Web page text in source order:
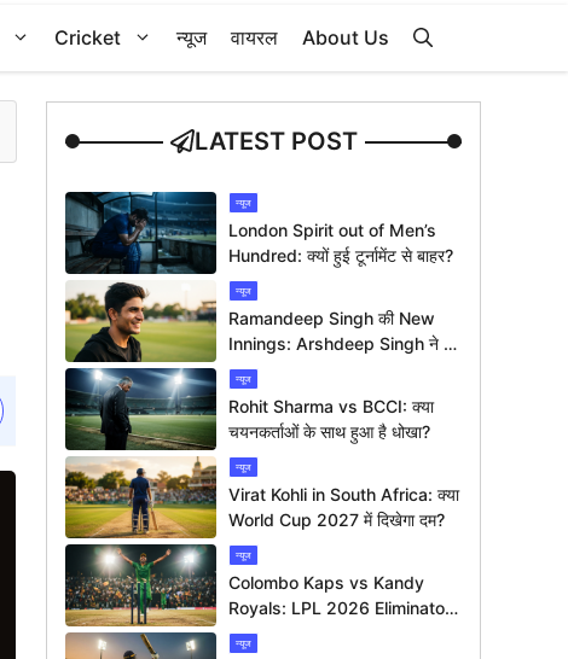
Cricket न्यूज वायरल About Us
LATEST POST
न्यूज
London Spirit out of Men’s
Hundred: क्यों हुई टूर्नामेंट से बाहर?
न्यूज
Ramandeep Singh की New
Innings: Arshdeep Singh ने दी
ख़ास बधाई
न्यूज
Rohit Sharma vs BCCI: क्या
चयनकर्ताओं के साथ हुआ है धोखा?
न्यूज
Virat Kohli in South Africa: क्या
World Cup 2027 में दिखेगा दम?
न्यूज
Colombo Kaps vs Kandy
Royals: LPL 2026 Eliminator
में कौन मारेगा बाज़ी?
न्यूज